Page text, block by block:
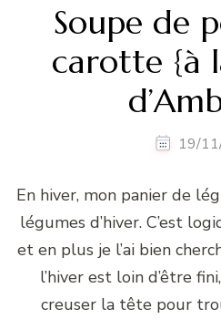
Soupe de
carotte {à
19/
En hiver, mon panier de
légumes d’hiver. C’est
et en plus je l’ai bien
l’hiver est loin d’être
creuser la tête pour